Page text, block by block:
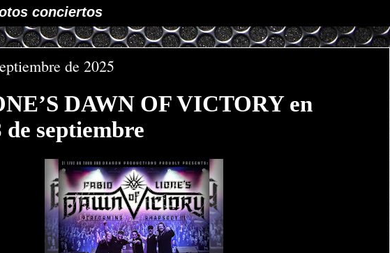
conciertos
de 2025
DAWN OF VICTORY en
septiembre